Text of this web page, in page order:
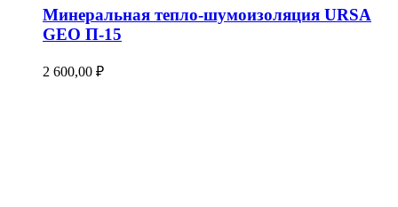
Минеральная тепло-шумоизоляция URSA
GEO П-15
2 600,00 ₽